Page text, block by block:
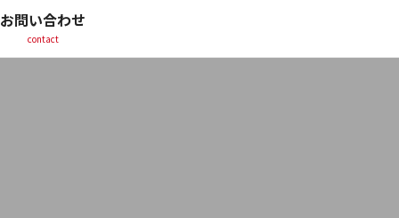
お問い合わせ
contact